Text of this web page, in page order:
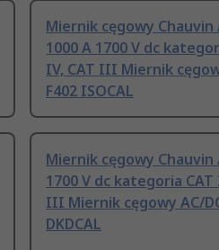
Miernik cęgowy
1000 A 1700 V dc
IV, CAT III Miernik
F402 ISOCAL
Miernik cęgowy
1700 V dc kategoria CAT
III Miernik cęgowy AC/
DKDCAL